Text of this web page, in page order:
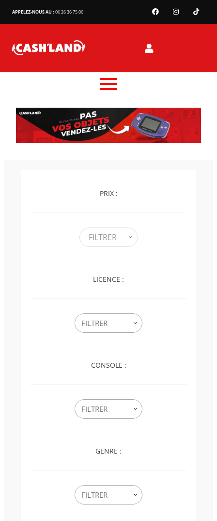
APPELEZ-NOUS AU : 06 26 36 75 06
PRIX :
FILTRER
LICENCE :
CONSOLE :
GENRE :